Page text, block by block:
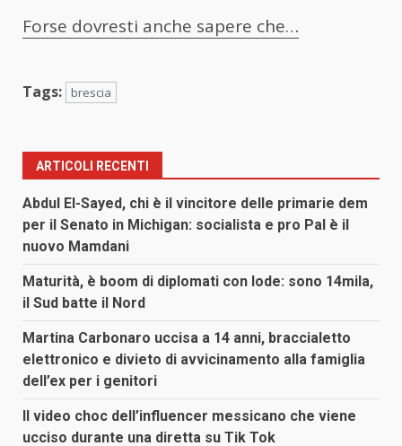
Forse dovresti anche sapere che…
Tags: brescia
ARTICOLI RECENTI
Abdul El-Sayed, chi è il vincitore delle primarie dem
per il Senato in Michigan: socialista e pro Pal è il
nuovo Mamdani
Maturità, è boom di diplomati con lode: sono 14mila,
il Sud batte il Nord
Martina Carbonaro uccisa a 14 anni, braccialetto
elettronico e divieto di avvicinamento alla famiglia
dell’ex per i genitori
Il video choc dell’influencer messicano che viene
ucciso durante una diretta su Tik Tok